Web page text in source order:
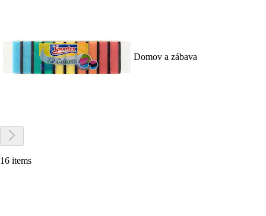
Domov a zábava
16 items